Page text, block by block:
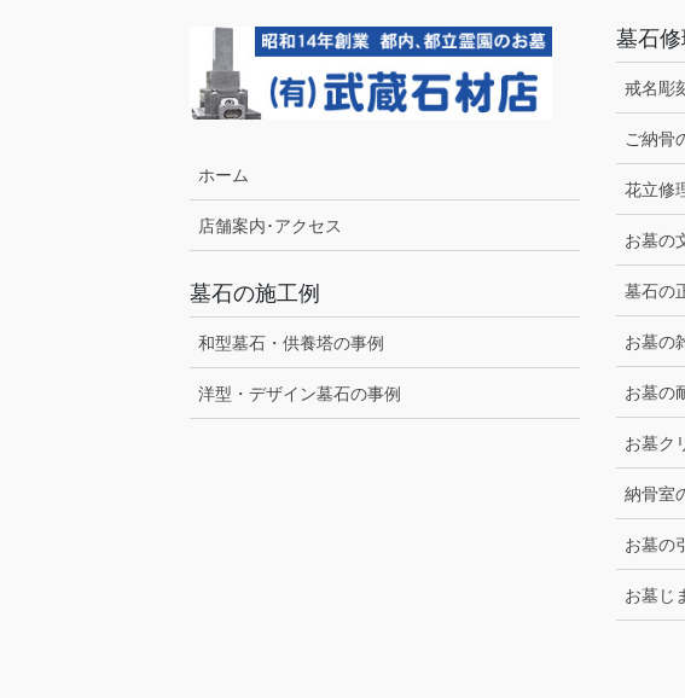
ホーム
店舗案内･アクセス
墓石の施工例
和型墓石・供養塔の事例
洋型・デザイン墓石の事例
墓石
戒名彫
ご納骨
花立修
お墓の
墓石の
お墓の
お墓の
お墓ク
納骨室
お墓の
お墓じ